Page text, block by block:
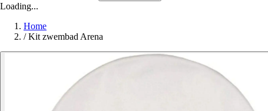
Loading...
Home
/ Kit zwembad Arena